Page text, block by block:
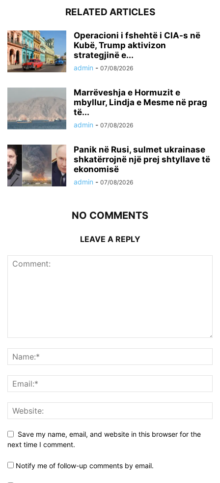
RELATED ARTICLES
Operacioni i fshehtë i CIA-s në
Kubë, Trump aktivizon
strategjinë e...
admin - 07/08/2026
Marrëveshja e Hormuzit e
mbyllur, Lindja e Mesme në prag
të...
admin - 07/08/2026
Panik në Rusi, sulmet ukrainase
shkatërrojnë një prej shtyllave të
ekonomisë
admin - 07/08/2026
NO COMMENTS
LEAVE A REPLY
Save my name, email, and website in this browser for the
next time I comment.
Notify me of follow-up comments by email.